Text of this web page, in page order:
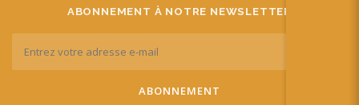
ABONNEMENT À NOTRE NEWSLETTER